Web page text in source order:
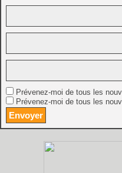
Prévenez-moi de tous les
Prévenez-moi de tous les